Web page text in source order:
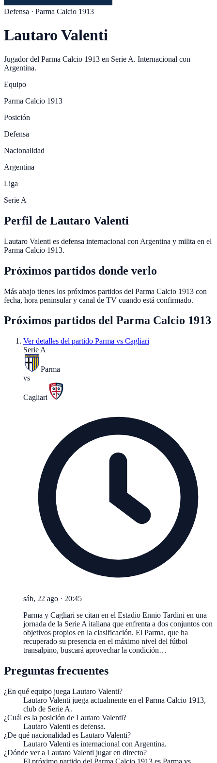
Defensa · Parma Calcio 1913
Lautaro Valenti
Jugador del Parma Calcio 1913 en Serie A. Internacional con
Argentina.
Equipo
Parma Calcio 1913
Posición
Defensa
Nacionalidad
Argentina
Liga
Serie A
Perfil de Lautaro Valenti
Lautaro Valenti es defensa internacional con Argentina y milita en el
Parma Calcio 1913.
Próximos partidos donde verlo
Más abajo tienes los próximos partidos del Parma Calcio 1913 con
fecha, hora peninsular y canal de TV cuando está confirmado.
Próximos partidos del Parma Calcio 1913
Ver detalles del partido Parma vs Cagliari
Serie A
Parma
vs
Cagliari
sáb, 22 ago · 20:45
Parma y Cagliari se citan en el Estadio Ennio Tardini en una
jornada de la Serie A italiana que enfrenta a dos conjuntos con
objetivos propios en la clasificación. El Parma, que ha
recuperado su presencia en el máximo nivel del fútbol
transalpino, buscará aprovechar la condición…
Preguntas frecuentes
¿En qué equipo juega Lautaro Valenti?
Lautaro Valenti juega actualmente en el Parma Calcio 1913,
club de Serie A.
¿Cuál es la posición de Lautaro Valenti?
Lautaro Valenti es defensa.
¿De qué nacionalidad es Lautaro Valenti?
Lautaro Valenti es internacional con Argentina.
¿Dónde ver a Lautaro Valenti jugar en directo?